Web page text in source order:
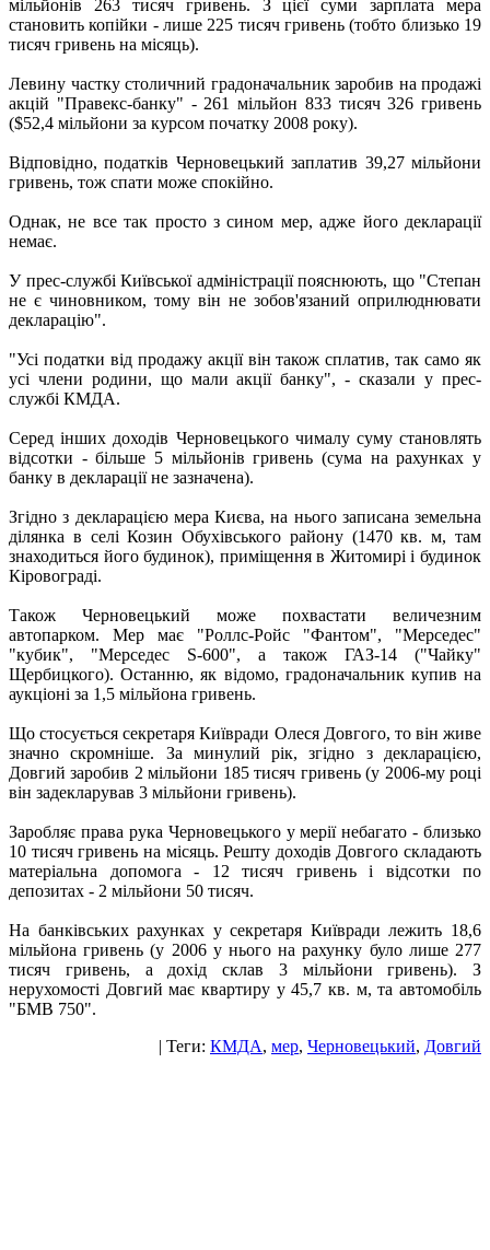
мільйонів 263 тисяч гривень. З цієї суми зарплата мера
становить копійки - лише 225 тисяч гривень (тобто близько 19
тисяч гривень на місяць).
Левину частку столичний градоначальник заробив на продажі
акцій "Правекс-банку" - 261 мільйон 833 тисяч 326 гривень
($52,4 мільйони за курсом початку 2008 року).
Відповідно, податків Черновецький заплатив 39,27 мільйони
гривень, тож спати може спокійно.
Однак, не все так просто з сином мер, адже його декларації
немає.
У прес-службі Київської адміністрації пояснюють, що "Степан
не є чиновником, тому він не зобов'язаний оприлюднювати
декларацію".
"Усі податки від продажу акції він також сплатив, так само як
усі члени родини, що мали акції банку", - сказали у прес-
службі КМДА.
Серед інших доходів Черновецького чималу суму становлять
відсотки - більше 5 мільйонів гривень (сума на рахунках у
банку в декларації не зазначена).
Згідно з декларацією мера Києва, на нього записана земельна
ділянка в селі Козин Обухівського району (1470 кв. м, там
знаходиться його будинок), приміщення в Житомирі і будинок
Кіровограді.
Також Черновецький може похвастати величезним
автопарком. Мер має "Роллс-Ройс "Фантом", "Мерседес"
"кубик", "Мерседес S-600", а також ГАЗ-14 ("Чайку"
Щербицкого). Останню, як відомо, градоначальник купив на
аукціоні за 1,5 мільйона гривень.
Що стосується секретаря Київради Олеся Довгого, то він живе
значно скромніше. За минулий рік, згідно з декларацією,
Довгий заробив 2 мільйони 185 тисяч гривень (у 2006-му році
він задекларував 3 мільйони гривень).
Заробляє права рука Черновецького у мерії небагато - близько
10 тисяч гривень на місяць. Решту доходів Довгого складають
матеріальна допомога - 12 тисяч гривень і відсотки по
депозитах - 2 мільйони 50 тисяч.
На банківських рахунках у секретаря Київради лежить 18,6
мільйона гривень (у 2006 у нього на рахунку було лише 277
тисяч гривень, а дохід склав 3 мільйони гривень). З
нерухомості Довгий має квартиру у 45,7 кв. м, та автомобіль
"БМВ 750".
| Теги: КМДА, мер, Черновецький, Довгий